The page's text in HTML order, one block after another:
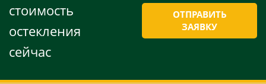
стоимость
остекления
сейчас
ОТПРАВИТЬ
ЗАЯВКУ